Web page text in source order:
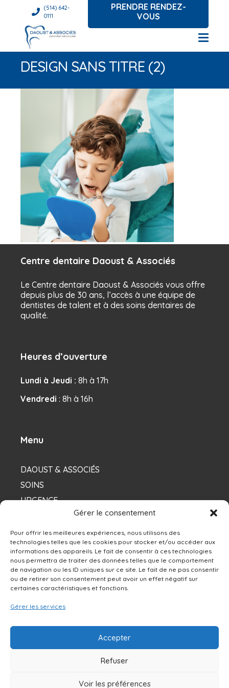
Gérer le consentement
Pour offrir les meilleures expériences, nous utilisons des
technologies telles que les cookies pour stocker et/ou accéder aux
informations des appareils. Le fait de consentir à ces technologies
nous permettra de traiter des données telles que le comportement
de navigation ou les ID uniques sur ce site. Le fait de ne pas consentir
ou de retirer son consentement peut avoir un effet négatif sur
certaines caractéristiques et fonctions.
Gérer les services
Accepter
Refuser
Voir les préférences
(514) 642-
0111
PRENDRE RENDEZ-
VOUS
DESIGN SANS TITRE (2)
Centre dentaire Daoust & Associés
Le Centre dentaire Daoust & Associés vous offre
depuis plus de 30 ans, l’accès à une équipe de
dentistes de talent et à des soins dentaires de
qualité.
Heures d’ouverture
Lundi à Jeudi : 8h à 17h
Vendredi : 8h à 16h
Menu
DAOUST & ASSOCIÉS
SOINS
URGENCE
NOS DENTISTES
Contacts
13250 rue Sherbrooke Est, Montréal, QC H1A